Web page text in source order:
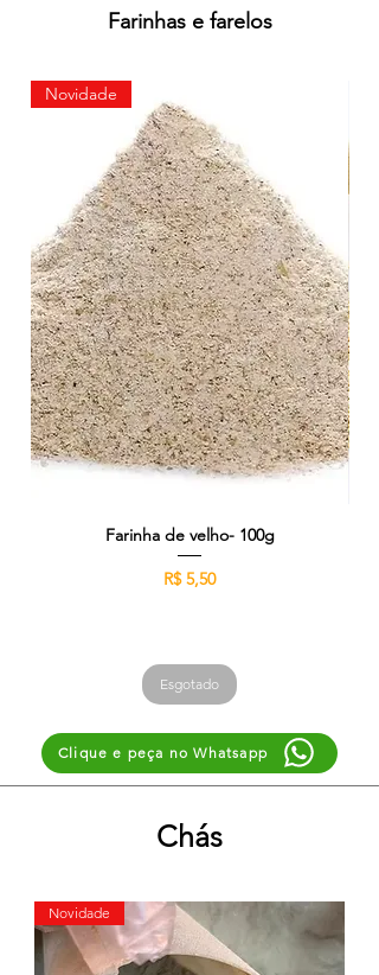
Farinhas e farelos
Novidade
Farinha de velho- 100g
Preço
R$ 5,50
Esgotado
Clique e peça no Whatsapp
Chás
Novidade